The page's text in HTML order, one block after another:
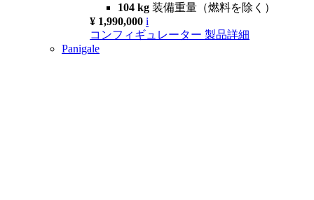
104 kg 装備重量（燃料を除く）
¥ 1,990,000 i
コンフィギュレーター 製品詳細
Panigale